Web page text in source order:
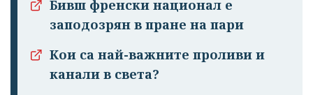
Бивш френски национал е
заподозрян в пране на пари
Кои са най-важните проливи и
канали в света?